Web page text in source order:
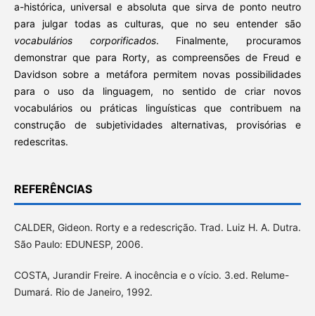
a-histórica, universal e absoluta que sirva de ponto neutro
para julgar todas as culturas, que no seu entender são
vocabulários corporificados. Finalmente, procuramos
demonstrar que para Rorty, as compreensões de Freud e
Davidson sobre a metáfora permitem novas possibilidades
para o uso da linguagem, no sentido de criar novos
vocabulários ou práticas linguísticas que contribuem na
construção de subjetividades alternativas, provisórias e
redescritas.
REFERÊNCIAS
CALDER, Gideon. Rorty e a redescrição. Trad. Luiz H. A. Dutra.
São Paulo: EDUNESP, 2006.
COSTA, Jurandir Freire. A inocência e o vício. 3.ed. Relume-
Dumará. Rio de Janeiro, 1992.